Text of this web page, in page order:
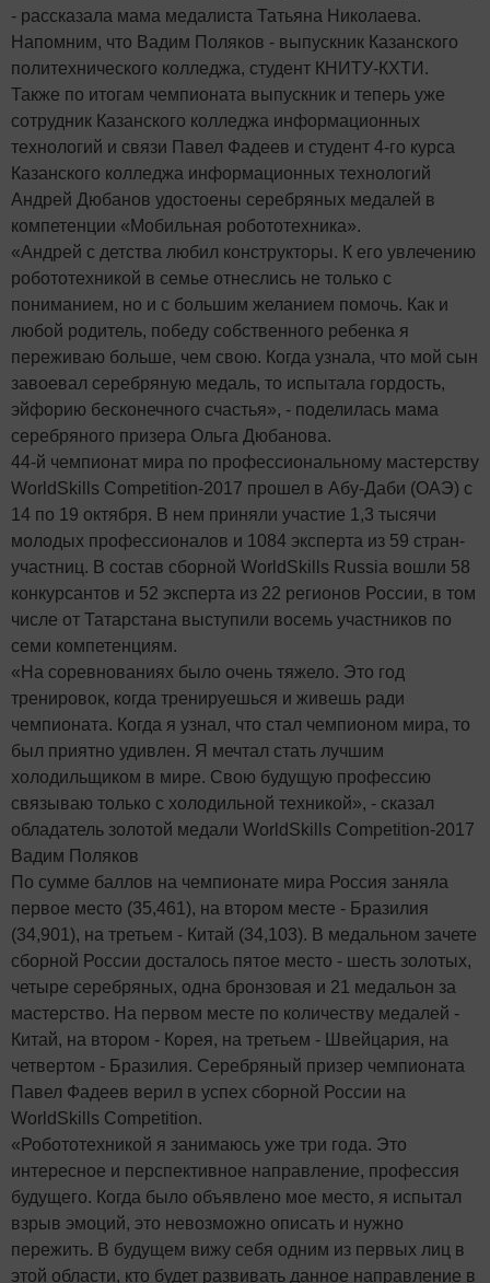
- рассказала мама медалиста Татьяна Николаева.
Напомним, что Вадим Поляков - выпускник Казанского
политехнического колледжа, студент КНИТУ-КХТИ.
Также по итогам чемпионата выпускник и теперь уже
сотрудник Казанского колледжа информационных
технологий и связи Павел Фадеев и студент 4-го курса
Казанского колледжа информационных технологий
Андрей Дюбанов удостоены серебряных медалей в
компетенции «Мобильная робототехника».
«Андрей с детства любил конструкторы. К его увлечению
робототехникой в семье отнеслись не только с
пониманием, но и с большим желанием помочь. Как и
любой родитель, победу собственного ребенка я
переживаю больше, чем свою. Когда узнала, что мой сын
завоевал серебряную медаль, то испытала гордость,
эйфорию бесконечного счастья», - поделилась мама
серебряного призера Ольга Дюбанова.
44-й чемпионат мира по профессиональному мастерству
WorldSkills Competition-2017 прошел в Абу-Даби (ОАЭ) с
14 по 19 октября. В нем приняли участие 1,3 тысячи
молодых профессионалов и 1084 эксперта из 59 стран-
участниц. В состав сборной WorldSkills Russia вошли 58
конкурсантов и 52 эксперта из 22 регионов России, в том
числе от Татарстана выступили восемь участников по
семи компетенциям.
«На соревнованиях было очень тяжело. Это год
тренировок, когда тренируешься и живешь ради
чемпионата. Когда я узнал, что стал чемпионом мира, то
был приятно удивлен. Я мечтал стать лучшим
холодильщиком в мире. Свою будущую профессию
связываю только с холодильной техникой», - сказал
обладатель золотой медали WorldSkills Competition-2017
Вадим Поляков
По сумме баллов на чемпионате мира Россия заняла
первое место (35,461), на втором месте - Бразилия
(34,901), на третьем - Китай (34,103). В медальном зачете
сборной России досталось пятое место - шесть золотых,
четыре серебряных, одна бронзовая и 21 медальон за
мастерство. На первом месте по количеству медалей -
Китай, на втором - Корея, на третьем - Швейцария, на
четвертом - Бразилия. Серебряный призер чемпионата
Павел Фадеев верил в успех сборной России на
WorldSkills Competition.
«Робототехникой я занимаюсь уже три года. Это
интересное и перспективное направление, профессия
будущего. Когда было объявлено мое место, я испытал
взрыв эмоций, это невозможно описать и нужно
пережить. В будущем вижу себя одним из первых лиц в
этой области, кто будет развивать данное направление в